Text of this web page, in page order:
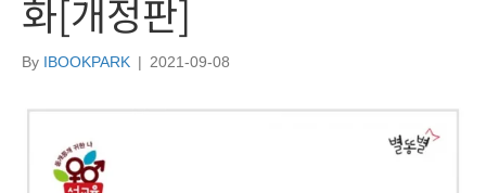
화[개정판]
By IBOOKPARK | 2021-09-08